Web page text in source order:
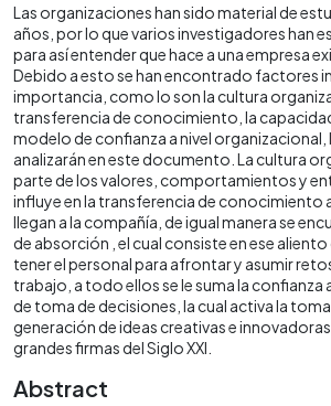
Las organizaciones han sido material de
años, por lo que varios investigadores han
para así entender que hace a una empresa
Debido a esto se han encontrado factores
importancia, como lo son la cultura
transferencia de conocimiento, la
modelo de confianza a nivel organizacional,
analizarán en este documento. La cultura
parte de los valores, comportamientos y
influye en la transferencia de conocimiento
llegan a la compañía, de igual manera se
de absorción , el cual consiste en ese aliento
tener el personal para afrontar y asumir
trabajo, a todo ellos se le suma la confianza
de toma de decisiones, la cual activa la
generación de ideas creativas e
grandes firmas del Siglo XXI.
Abstract